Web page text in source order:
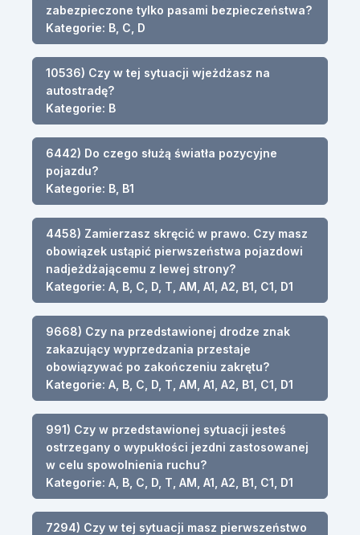
zabezpieczone tylko pasami bezpieczeństwa?
Kategorie: B, C, D
10536) Czy w tej sytuacji wjeżdżasz na
autostradę?
Kategorie: B
6442) Do czego służą światła pozycyjne
pojazdu?
Kategorie: B, B1
4458) Zamierzasz skręcić w prawo. Czy masz
obowiązek ustąpić pierwszeństwa pojazdowi
nadjeżdżającemu z lewej strony?
Kategorie: A, B, C, D, T, AM, A1, A2, B1, C1, D1
9668) Czy na przedstawionej drodze znak
zakazujący wyprzedzania przestaje
obowiązywać po zakończeniu zakrętu?
Kategorie: A, B, C, D, T, AM, A1, A2, B1, C1, D1
991) Czy w przedstawionej sytuacji jesteś
ostrzegany o wypukłości jezdni zastosowanej
w celu spowolnienia ruchu?
Kategorie: A, B, C, D, T, AM, A1, A2, B1, C1, D1
7294) Czy w tej sytuacji masz pierwszeństwo